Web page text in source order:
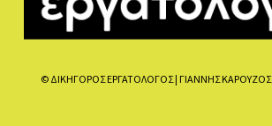
© ΔΙΚΗΓΟΡΟΣ ΕΡΓΑΤΟΛΟΓΟΣ | ΓΙΑΝΝΗΣ ΚΑΡΟΥΖΟΣ